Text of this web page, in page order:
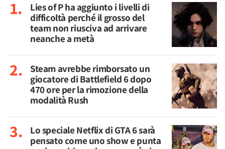
Lies of P ha aggiunto i livelli di
difficoltà perché il grosso del
team non riusciva ad arrivare
neanche a metà
Steam avrebbe rimborsato un
giocatore di Battlefield 6 dopo
470 ore per la rimozione della
modalità Rush
Lo speciale Netflix di GTA 6 sarà
pensato come uno show e punta